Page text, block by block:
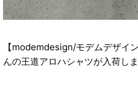
【modemdesign/モデムデザイ
んの王道アロハシャツが入荷しま